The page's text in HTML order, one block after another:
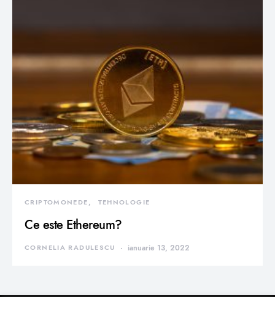
CRIPTOMONEDE TEHNOLOGIE
Ce este Ethereum?
CORNELIA RADULESCU ianuarie 13, 2022